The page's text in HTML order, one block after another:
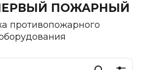
ПОЖАРНЫЙ
противопожарного